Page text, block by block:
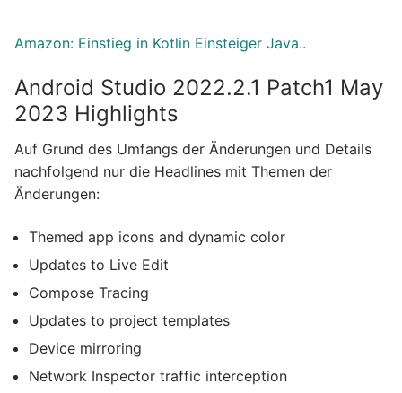
Amazon: Einstieg in Kotlin Einsteiger Java..
Android Studio 2022.2.1 Patch1 May
2023 Highlights
Auf Grund des Umfangs der Änderungen und Details
nachfolgend nur die Headlines mit Themen der
Änderungen:
Themed app icons and dynamic color
Updates to Live Edit
Compose Tracing
Updates to project templates
Device mirroring
Network Inspector traffic interception